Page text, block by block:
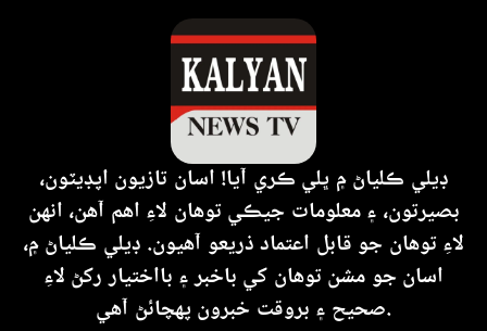
ڊيلي ڪلياڻ ۾ ڀلي ڪري آيا! اسان تازيون اپڊيٽون،
بصيرتون، ۽ معلومات جيڪي توهان لاءِ اهم آهن، انهن
لاءِ توهان جو قابل اعتماد ذريعو آهيون. ڊيلي ڪلياڻ ۾،
اسان جو مشن توهان کي باخبر ۽ بااختيار رکڻ لاءِ
صحيح ۽ بروقت خبرون پهچائڻ آهي.